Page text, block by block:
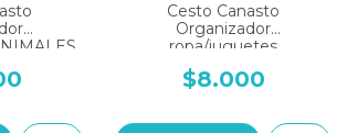
Cesto Canasto
Organizador
ropa/juguetes
CUADRILLE
$8.000